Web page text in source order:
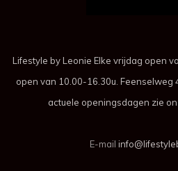
Lifestyle by Leonie Elke vrijdag open
open van 10.00-16.30u. Feenselweg
actuele openingsdagen zie
E-mail